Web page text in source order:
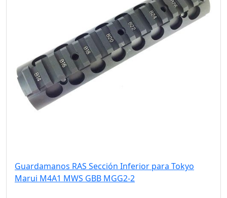
Guardamanos RAS Sección Inferior para Tokyo
Marui M4A1 MWS GBB MGG2-2